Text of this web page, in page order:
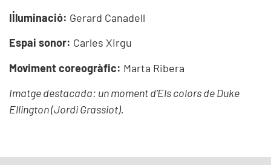
Il·luminació: Gerard Canadell
Espai sonor: Carles Xirgu
Moviment coreogràfic: Marta Ribera
Imatge destacada: un moment d’Els colors de Duke
Ellington (Jordi Grassiot).